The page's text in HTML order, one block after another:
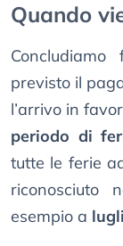
Quando
previsto il
l’arrivo in
periodo di
tutte le ferie
riconosciuto
esempio a